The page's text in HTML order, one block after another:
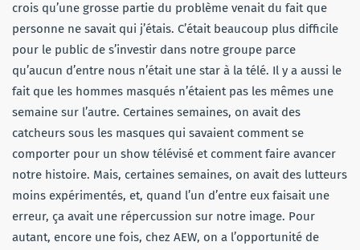
crois qu’une grosse partie du problème venait du fait que
personne ne savait qui j’étais. C’était beaucoup plus difficile
pour le public de s’investir dans notre groupe parce
qu’aucun d’entre nous n’était une star à la télé. Il y a aussi le
fait que les hommes masqués n’étaient pas les mêmes une
semaine sur l’autre. Certaines semaines, on avait des
catcheurs sous les masques qui savaient comment se
comporter pour un show télévisé et comment faire avancer
notre histoire. Mais, certaines semaines, on avait des lutteurs
moins expérimentés, et, quand l’un d’entre eux faisait une
erreur, ça avait une répercussion sur notre image. Pour
autant, encore une fois, chez AEW, on a l’opportunité de